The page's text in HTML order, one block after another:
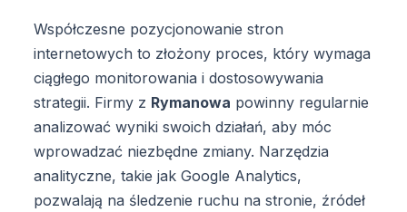
Współczesne pozycjonowanie stron
internetowych to złożony proces, który wymaga
ciągłego monitorowania i dostosowywania
strategii. Firmy z Rymanowa powinny regularnie
analizować wyniki swoich działań, aby móc
wprowadzać niezbędne zmiany. Narzędzia
analityczne, takie jak Google Analytics,
pozwalają na śledzenie ruchu na stronie, źródeł